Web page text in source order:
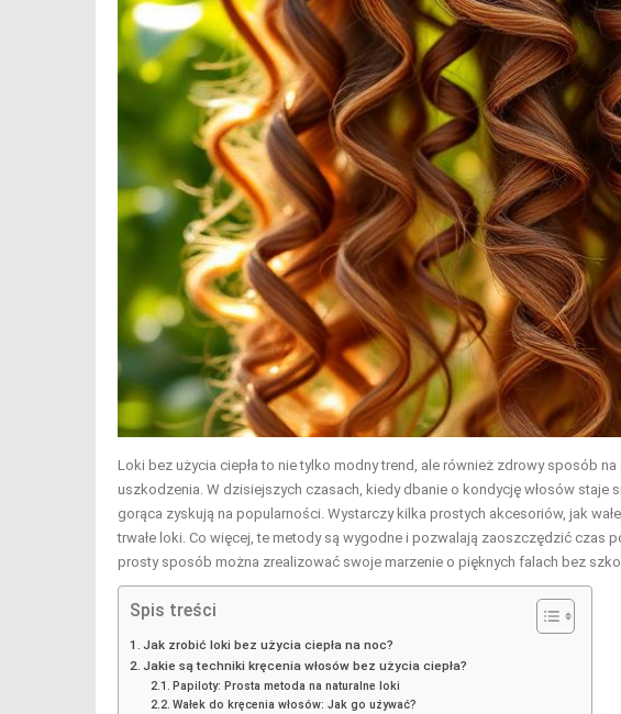
Loki bez użycia ciepła to nie tylko modny trend, ale również zdrowy sposób
uszkodzenia. W dzisiejszych czasach, kiedy dbanie o kondycję włosów staje
gorąca zyskują na popularności. Wystarczy kilka prostych akcesoriów, jak
trwałe loki. Co więcej, te metody są wygodne i pozwalają zaoszczędzić czas
prosty sposób można zrealizować swoje marzenie o pięknych falach bez
Spis treści
Jak zrobić loki bez użycia ciepła na noc?
Jakie są techniki kręcenia włosów bez użycia ciepła?
Papiloty: Prosta metoda na naturalne loki
Wałek do kręcenia włosów: Jak go używać?